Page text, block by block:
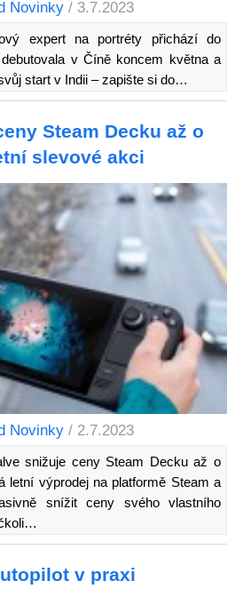
Novinky / 3.7.2023
expert na portréty přichází do
v Číně koncem května a
start v Indii – zapište si do…
Steam Decku až o
slevové akci
Novinky / 2.7.2023
snižuje ceny Steam Decku až o
letní výprodej na platformě Steam a
snížit ceny svého vlastního
v praxi